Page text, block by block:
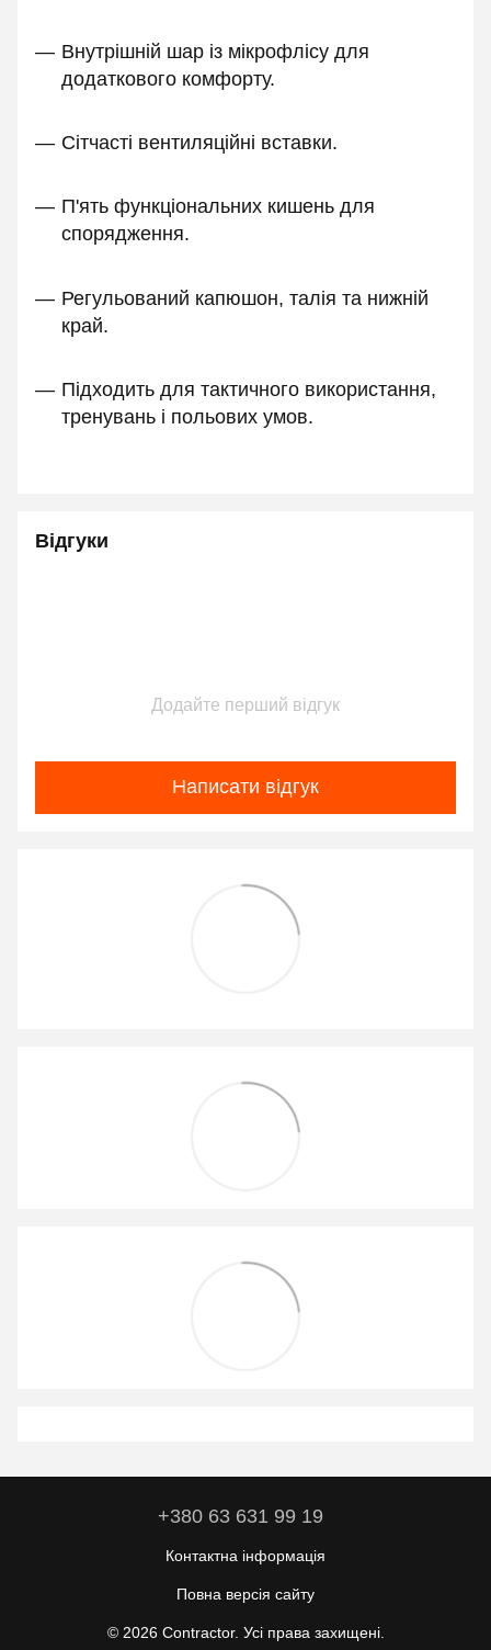
Внутрішній шар із мікрофлісу для
додаткового комфорту.
Сітчасті вентиляційні вставки.
П'ять функціональних кишень для
спорядження.
Регульований капюшон, талія та нижній
край.
Підходить для тактичного використання,
тренувань і польових умов.
Відгуки
Додайте перший відгук
Написати відгук
+380 63 631 99 19
Контактна інформація
Повна версія сайту
© 2026 Contractor. Усі права захищені.